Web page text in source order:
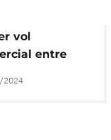
vol
entre
le Maroc, sept
la
2024